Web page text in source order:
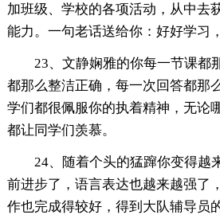
加班级、学校的各项活动，从中去
能力。一句老话送给你：好好学习
23、文静娴雅的你每一节课都
都那么整洁正确，每一次回答都那
学们都很佩服你的执着精神，无论
都让同学们羡慕。
24、随着个头的猛蹿你变得越
前进步了，语言表达也越来越强了
作也完成得较好，得到大队辅导员